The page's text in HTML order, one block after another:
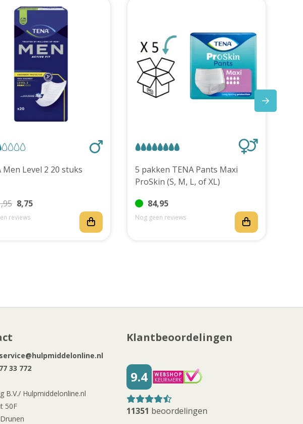
TENA Men Level 2 20 stuks
8,75
reviews
5 pakken TENA Pants Maxi
ProSkin (S, M, L, of XL)
84,95
Nog geen reviews
33 772
B.V./ Hulpmiddelonline.nl
50F
Klantbeoordelingen
9.4
11351 beoordelingen